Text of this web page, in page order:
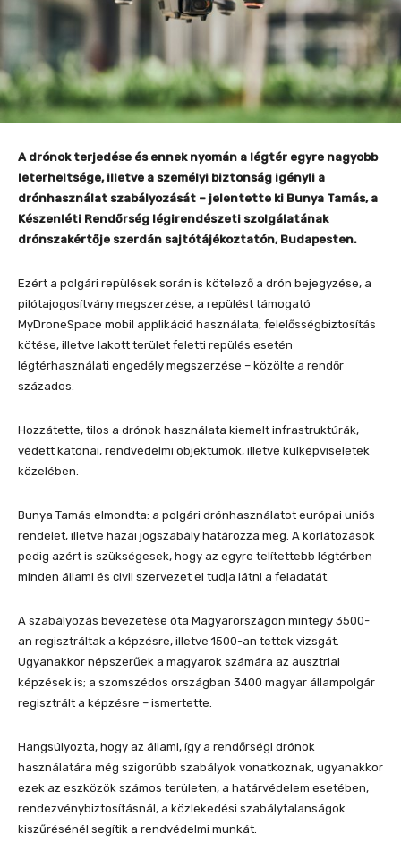
A drónok terjedése és ennek nyomán a légtér egyre nagyobb
leterheltsége, illetve a személyi biztonság igényli a
drónhasználat szabályozását – jelentette ki Bunya Tamás, a
Készenléti Rendőrség légirendészeti szolgálatának
drónszakértője szerdán sajtótájékoztatón, Budapesten.
Ezért a polgári repülések során is kötelező a drón bejegyzése, a
pilótajogosítvány megszerzése, a repülést támogató
MyDroneSpace mobil applikáció használata, felelősségbiztosítás
kötése, illetve lakott terület feletti repülés esetén
légtérhasználati engedély megszerzése – közölte a rendőr
százados.
Hozzátette, tilos a drónok használata kiemelt infrastruktúrák,
védett katonai, rendvédelmi objektumok, illetve külképviseletek
közelében.
Bunya Tamás elmondta: a polgári drónhasználatot európai uniós
rendelet, illetve hazai jogszabály határozza meg. A korlátozások
pedig azért is szükségesek, hogy az egyre telítettebb légtérben
minden állami és civil szervezet el tudja látni a feladatát.
A szabályozás bevezetése óta Magyarországon mintegy 3500-
an regisztráltak a képzésre, illetve 1500-an tettek vizsgát.
Ugyanakkor népszerűek a magyarok számára az ausztriai
képzések is; a szomszédos országban 3400 magyar állampolgár
regisztrált a képzésre – ismertette.
Hangsúlyozta, hogy az állami, így a rendőrségi drónok
használatára még szigorúbb szabályok vonatkoznak, ugyanakkor
ezek az eszközök számos területen, a határvédelem esetében,
rendezvénybiztosításnál, a közlekedési szabálytalanságok
kiszűrésénél segítik a rendvédelmi munkát.